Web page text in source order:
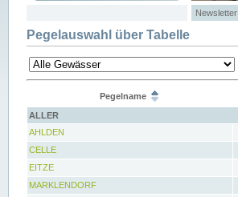
Newsletter
Pegelauswahl über Tabelle
Pegelname
ALLER
AHLDEN
CELLE
EITZE
MARKLENDORF